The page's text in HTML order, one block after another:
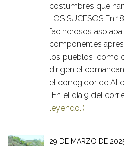
costumbres que
LOS SUCESOS En
facinerosos
componentes
los pueblos, como
dirigen el
el corregidor de
“En el dia 9 del
leyendo..)
29 DE MARZO DE